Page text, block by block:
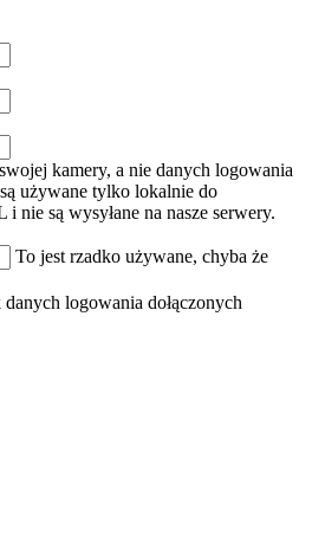
kamery, a nie danych logowania
używane tylko lokalnie do
nie są wysyłane na nasze serwery.
To jest rzadko używane, chyba że
logowania dołączonych